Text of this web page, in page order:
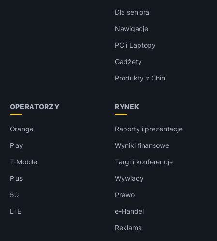
Dla seniora
Nawigacje
PC i Laptopy
Gadżety
Produkty z Chin
OPERATORZY
Orange
Play
T-Mobile
Plus
5G
LTE
RYNEK
Raporty i prezentacje
Wyniki finansowe
Targi i konferencje
Wywiady
Prawo
e-Handel
Reklama